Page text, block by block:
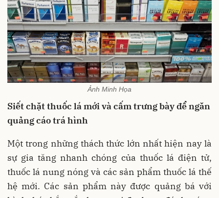
Ảnh Minh Họa
Siết chặt thuốc lá mới và cấm trưng bày để ngăn
quảng cáo trá hình
Một trong những thách thức lớn nhất hiện nay là
sự gia tăng nhanh chóng của thuốc lá điện tử,
thuốc lá nung nóng và các sản phẩm thuốc lá thế
hệ mới. Các sản phẩm này được quảng bá với